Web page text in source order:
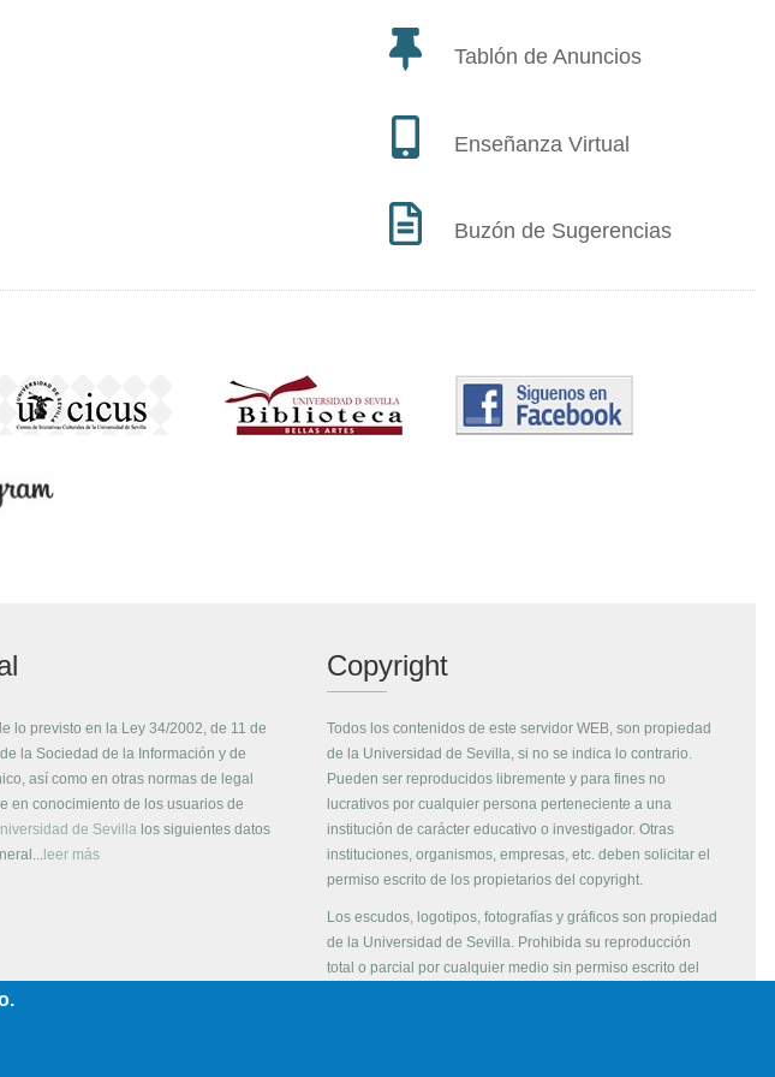
Tablón de Anuncios
Enseñanza Virtual
Buzón de Sugerencias
lo previsto en la Ley 34/2002, de 11 de
la Sociedad de la Información y de
así como en otras normas de legal
en conocimiento de los usuarios de
de Sevilla los siguientes datos
leer más
Copyright
Todos los contenidos de este servidor WEB, son propiedad
de la Universidad de Sevilla, si no se indica lo contrario.
Pueden ser reproducidos libremente y para fines no
lucrativos por cualquier persona perteneciente a una
institución de carácter educativo o investigador. Otras
instituciones, organismos, empresas, etc. deben solicitar el
permiso escrito de los propietarios del copyright.
Los escudos, logotipos, fotografías y gráficos son propiedad
de la Universidad de Sevilla. Prohibida su reproducción
total o parcial por cualquier medio sin permiso escrito del